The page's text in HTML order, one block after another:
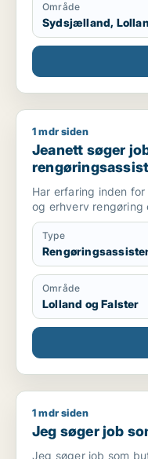
Område
Sydsjælland,
Jeanett søger job
1 mdr siden
Jeanett søger
Har erfaring inden
og erhverv rengøring
Type
Område
Lolland og Falster
Jeg søger job som
1 mdr siden
Jeg søger job
Jeg søger job som